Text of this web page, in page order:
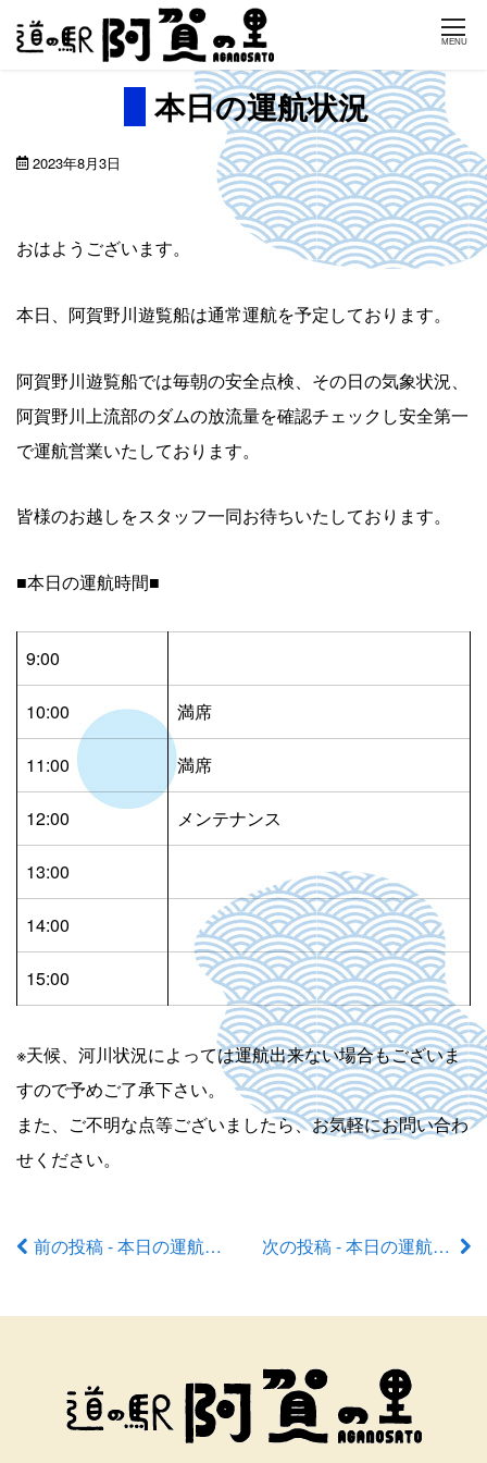
Skip
MENU
本日の運航状況
2023年8月3日
おはようございます。
本日、阿賀野川遊覧船は通常運航を予定しております。
阿賀野川遊覧船では毎朝の安全点検、その日の気象状況、
阿賀野川上流部のダムの放流量を確認チェックし安全第一
で運航営業いたしております。
皆様のお越しをスタッフ一同お待ちいたしております。
■本日の運航時間■
9:00
10:00 満席
11:00 満席
12:00 メンテナンス
13:00
14:00
15:00
※天候、河川状況によっては運航出来ない場合もございま
すので予めご了承下さい。
また、ご不明な点等ございましたら、お気軽にお問い合わ
せください。
前前の投稿 - 本日の運航状況 次の投稿 - 本日の運航状況